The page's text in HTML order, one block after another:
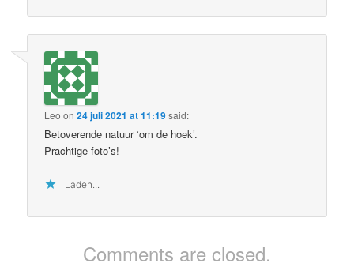
Leo on24 juli 2021 at 11:19said:
Betoverende natuur ‘om de hoek’.
Prachtige foto’s!
Laden...
Comments are closed.